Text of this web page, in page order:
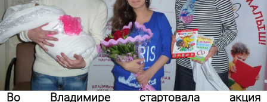
Во Владимире стартовала акция